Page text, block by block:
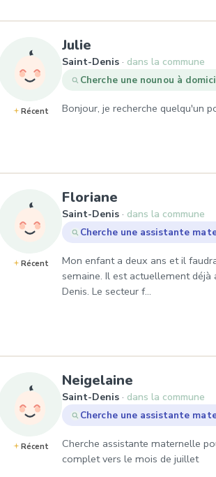
Récent
Julie
Saint-Denis dans la commune
Cherche une nounou à
Bonjour, je recherche quelqu'un
Récent
Floriane
Saint-Denis dans la commune
Cherche une assistante
Mon enfant a deux ans et il
semaine. Il est actuellement
Denis. Le secteur f…
Récent
Neigelaine
Saint-Denis dans la commune
Cherche une assistante
Cherche assistante maternelle
complet vers le mois de juillet